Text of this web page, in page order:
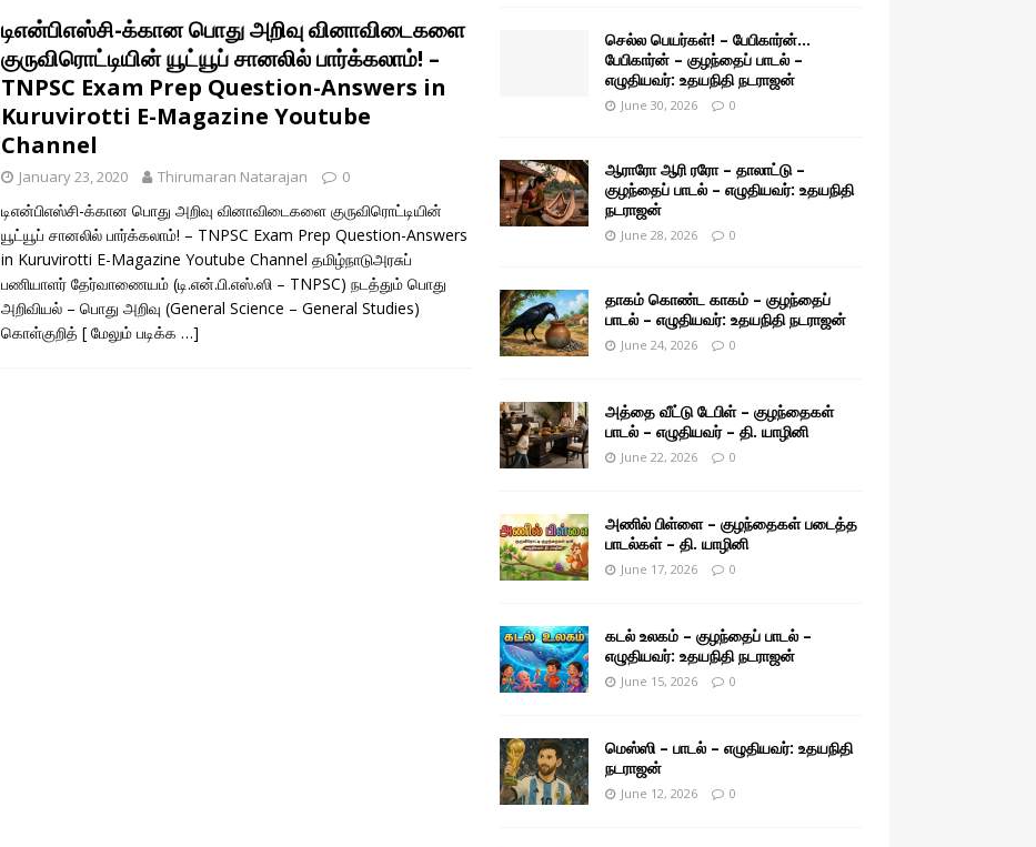
டிஎன்பிஎஸ்சி-க்கான பொது அறிவு வினாவிடைகளை
குருவிரொட்டியின் யூட்யூப் சானலில் பார்க்கலாம்! –
TNPSC Exam Prep Question-Answers in
Kuruvirotti E-Magazine Youtube
Channel
January 23, 2020 Thirumaran Natarajan 0
டிஎன்பிஎஸ்சி-க்கான பொது அறிவு வினாவிடைகளை குருவிரொட்டியின்
யூட்யூப் சானலில் பார்க்கலாம்! – TNPSC Exam Prep Question-Answers
in Kuruvirotti E-Magazine Youtube Channel தமிழ்நாடுஅரசுப்
பணியாளர் தேர்வாணையம் (டி.என்.பி.எஸ்.ஸி – TNPSC) நடத்தும் பொது
அறிவியல் – பொது அறிவு (General Science – General Studies)
கொள்குறித் [ மேலும் படிக்க …]
செல்ல பெயர்கள்! – பேபிகார்ன்…
பேபிகார்ன் – குழந்தைப் பாடல் –
எழுதியவர்: உதயநிதி நடராஜன்
June 30, 2026 0
ஆராரோ ஆரி ரரோ – தாலாட்டு –
குழந்தைப் பாடல் – எழுதியவர்: உதயநிதி
நடராஜன்
June 28, 2026 0
தாகம் கொண்ட காகம் – குழந்தைப்
பாடல் – எழுதியவர்: உதயநிதி நடராஜன்
June 24, 2026 0
அத்தை வீட்டு டேபிள் – குழந்தைகள்
பாடல் – எழுதியவர் – தி. யாழினி
June 22, 2026 0
அணில் பிள்ளை – குழந்தைகள் படைத்த
பாடல்கள் – தி. யாழினி
June 17, 2026 0
கடல் உலகம் – குழந்தைப் பாடல் –
எழுதியவர்: உதயநிதி நடராஜன்
June 15, 2026 0
மெஸ்ஸி – பாடல் – எழுதியவர்: உதயநிதி
நடராஜன்
June 12, 2026 0